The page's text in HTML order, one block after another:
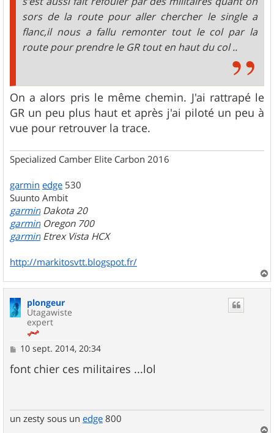
sors de la route pour aller chercher le single a
flanc,il nous a fallu remonter tout le col par la
route pour prendre le GR tout en haut du col ..
On a alors pris le même chemin. J'ai rattrapé le
GR un peu plus haut et après j'ai piloté un peu à
vue pour retrouver la trace.
Specialized Camber Elite Carbon 2016
garmin edge 530
Suunto Ambit
garmin Dakota 20
garmin Oregon 700
garmin Etrex Vista HCX
http://markitosvtt.blogspot.fr/
a
plongeur
Utagawiste
expert
M
s
s
10 sept. 2014, 20:34
font chier ces militaires ...lol
un zesty sous un edge 800